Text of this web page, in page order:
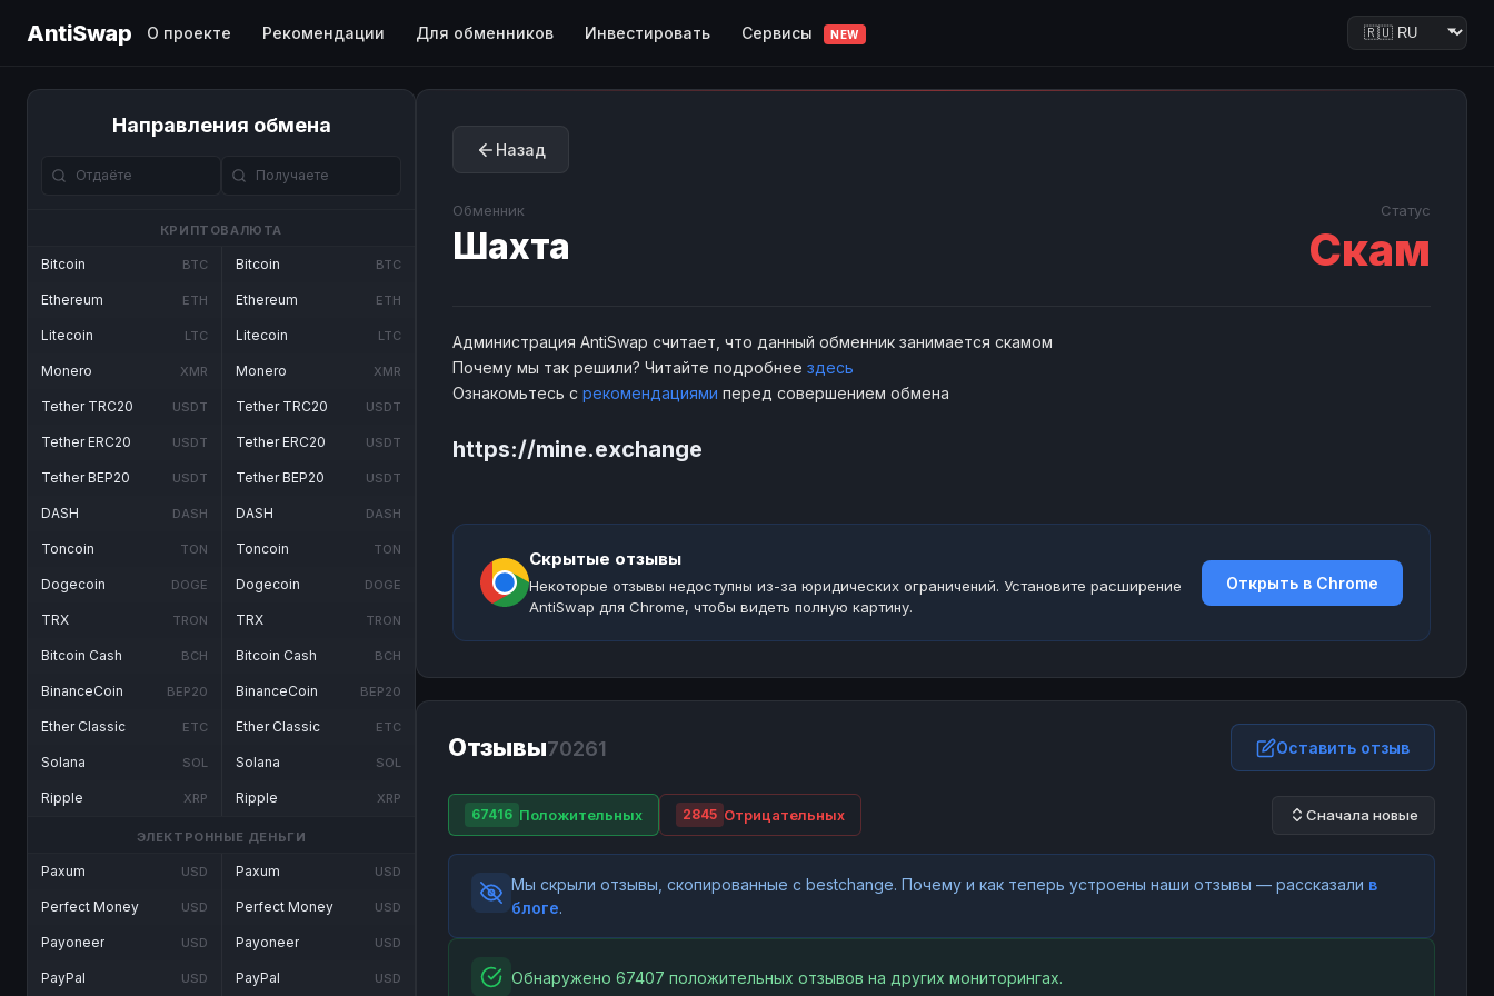
AntiSwap О проекте Рекомендации Для обменников Инвестировать Сервисы NEW
Направления обмена
КРИПТОВАЛЮТА
Bitcoin BTC
Ethereum ETH
Litecoin LTC
Monero XMR
Tether TRC20 USDT
Tether ERC20 USDT
Tether BEP20 USDT
DASH DASH
Toncoin TON
Dogecoin DOGE
TRX TRON
Bitcoin Cash BCH
BinanceCoin BEP20
Ether Classic ETC
Solana SOL
Ripple XRP
Bitcoin BTC
Ethereum ETH
Litecoin LTC
Monero XMR
Tether TRC20 USDT
Tether ERC20 USDT
Tether BEP20 USDT
DASH DASH
Toncoin TON
Dogecoin DOGE
TRX TRON
Bitcoin Cash BCH
BinanceCoin BEP20
Ether Classic ETC
Solana SOL
Ripple XRP
ЭЛЕКТРОННЫЕ ДЕНЬГИ
Paxum USD
Perfect Money USD
Payoneer USD
PayPal USD
Paxum USD
Perfect Money USD
Payoneer USD
PayPal USD
Назад
Обменник
Шахта
Статус
Скам
Администрация AntiSwap считает, что данный обменник занимается скамом
Почему мы так решили? Читайте подробнее здесь
Ознакомьтесь с рекомендациями перед совершением обмена
https://mine.exchange
Скрытые отзывы
Некоторые отзывы недоступны из-за юридических ограничений. Установите расширение
AntiSwap для Chrome, чтобы видеть полную картину.
Открыть в Chrome
Отзывы70261 Оставить отзыв
67416 Положительных 2845 Отрицательных Сначала новые
Мы скрыли отзывы, скопированные с bestchange. Почему и как теперь устроены наши отзывы — рассказали в
блоге.
Обнаружено 67407 положительных отзывов на других мониторингах.